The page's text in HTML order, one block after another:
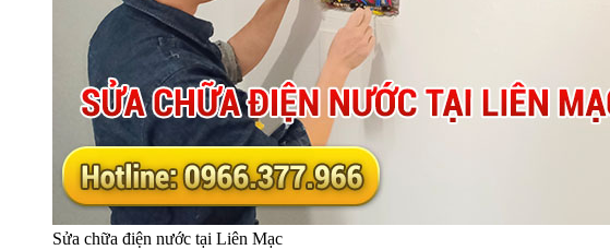
Sửa chữa điện nước tại Liên Mạc